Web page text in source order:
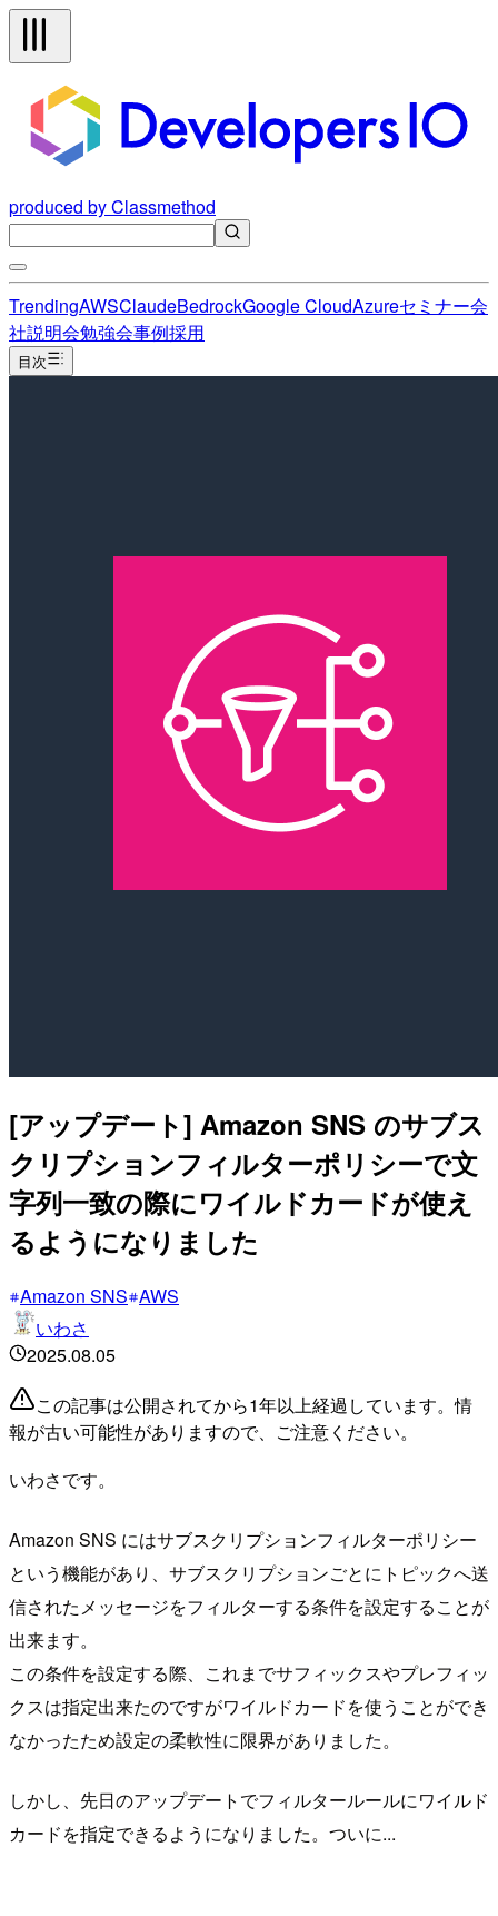
produced by Classmethod
TrendingAWSClaudeBedrockGoogle CloudAzureセミナー会
社説明会勉強会事例採用
目次
[アップデート] Amazon SNS のサブス
クリプションフィルターポリシーで文
字列一致の際にワイルドカードが使え
るようになりました
Amazon SNS AWS
いわさ
2025.08.05
この記事は公開されてから1年以上経過しています。情
報が古い可能性がありますので、ご注意ください。
いわさです。
Amazon SNS にはサブスクリプションフィルターポリシー
という機能があり、サブスクリプションごとにトピックへ送
信されたメッセージをフィルターする条件を設定することが
出来ます。
この条件を設定する際、これまでサフィックスやプレフィッ
クスは指定出来たのですがワイルドカードを使うことができ
なかったため設定の柔軟性に限界がありました。
しかし、先日のアップデートでフィルタールールにワイルド
カードを指定できるようになりました。ついに...